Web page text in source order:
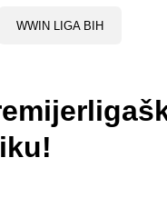
WWIN LIGA BIH